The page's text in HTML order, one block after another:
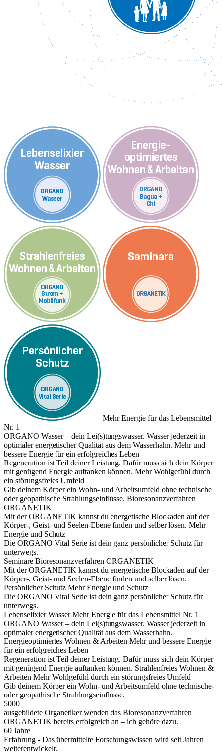
Mehr Energie für das Lebensmittel
Nr. 1
ORGANO Wasser – dein Lei(s)tungswasser. Wasser jederzeit in
optimaler energetischer Qualität aus dem Wasserhahn. Mehr und
bessere Energie für ein erfolgreiches Leben
Regeneration ist Teil deiner Leistung. Dafür muss sich dein Körper
mit genügend Energie auftanken können. Mehr Wohlgefühl durch
ein störungsfreies Umfeld
Gib deinem Körper ein Wohn- und Arbeitsumfeld ohne technische
oder geopathische Strahlungseinflüsse. Bioresonanzverfahren
ORGANETIK
Mit der ORGANETIK kannst du energetische Blockaden auf der
Körper-, Geist- und Seelen-Ebene finden und selber lösen. Mehr
Energie und Schutz
Die ORGANO Vital Serie ist dein ganz persönlicher Schutz für
unterwegs.
Seminare Bioresonanzverfahren ORGANETIK
Mit der ORGANETIK kannst du energetische Blockaden auf der
Körper-, Geist- und Seelen-Ebene finden und selber lösen.
Persönlicher Schutz Mehr Energie und Schutz
Die ORGANO Vital Serie ist dein ganz persönlicher Schutz für
unterwegs.
Lebenselixier Wasser Mehr Energie für das Lebensmittel Nr. 1
ORGANO Wasser – dein Lei(s)tungswasser. Wasser jederzeit in
optimaler energetischer Qualität aus dem Wasserhahn.
Energieoptimiertes Wohnen & Arbeiten Mehr und bessere Energie
für ein erfolgreiches Leben
Regeneration ist Teil deiner Leistung. Dafür muss sich dein Körper
mit genügend Energie auftanken können. Strahlenfreies Wohnen &
Arbeiten Mehr Wohlgefühl durch ein störungsfreies Umfeld
Gib deinem Körper ein Wohn- und Arbeitsumfeld ohne technische-
oder geopathische Strahlungseinflüsse.
5000
ausgebildete Organetiker wenden das Bioresonanzverfahren
ORGANETIK bereits erfolgreich an – ich gehöre dazu.
60 Jahre
Erfahrung - Das übermittelte Forschungswissen wird seit Jahren
weiterentwickelt.